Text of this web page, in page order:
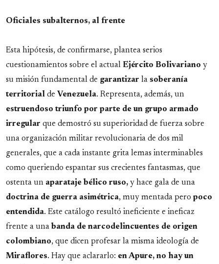
Oficiales subalternos, al frente
Esta hipótesis, de confirmarse, plantea serios
cuestionamientos sobre el actual Ejército Bolivariano y
su misión fundamental de garantizar la soberanía
territorial de Venezuela. Representa, además, un
estruendoso triunfo por parte de un grupo armado
irregular que demostró su superioridad de fuerza sobre
una organización militar revolucionaria de dos mil
generales, que a cada instante grita lemas interminables
como queriendo espantar sus crecientes fantasmas, que
ostenta un aparataje bélico ruso, y hace gala de una
doctrina de guerra asimétrica, muy mentada pero poco
entendida. Este catálogo resultó ineficiente e ineficaz
frente a una banda de narcodelincuentes de origen
colombiano, que dicen profesar la misma ideología de
Miraflores. Hay que aclararlo: en Apure, no hay un